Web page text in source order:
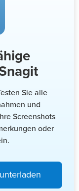
Sie alle
und
Screenshots
oder